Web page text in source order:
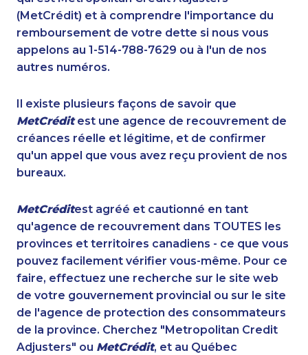
(MetCrédit) et à comprendre l'importance du
remboursement de votre dette si nous vous
appelons au 1-514-788-7629 ou à l'un de nos
autres numéros.
Il existe plusieurs façons de savoir que
MetCréditest une agence de recouvrement de
créances réelle et légitime, et de confirmer
qu'un appel que vous avez reçu provient de nos
bureaux.
MetCréditest agréé et cautionné en tant
qu'agence de recouvrement dans TOUTES les
provinces et territoires canadiens - ce que vous
pouvez facilement vérifier vous-même. Pour ce
faire, effectuez une recherche sur le site web
de votre gouvernement provincial ou sur le site
de l'agence de protection des consommateurs
de la province. Cherchez "Metropolitan Credit
Adjusters" ou MetCrédit, et au Québec